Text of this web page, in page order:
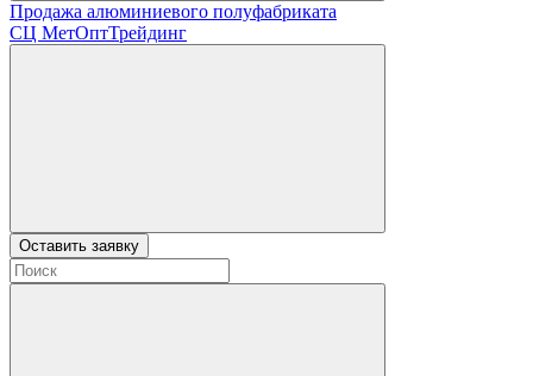
Продажа алюминиевого полуфабриката
СЦ МетОптТрейдинг
Оставить заявку